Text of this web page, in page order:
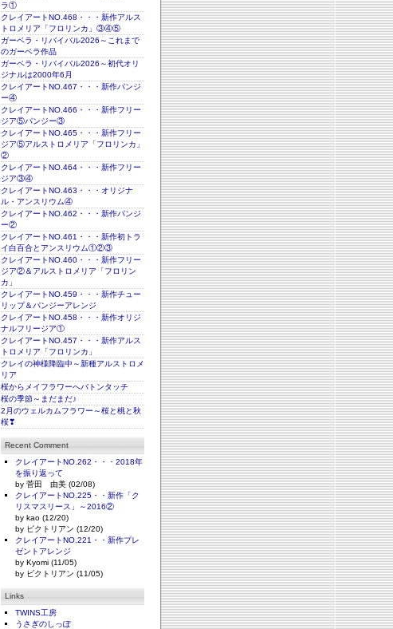
ラ①
クレイアートNO.468・・・新作アルス
トロメリア「フロリンカ」③④⑤
ガーベラ・リバイバル2026～これまで
のガーベラ作品
ガーベラ・リバイバル2026～初代オリ
ジナルは2000年6月
クレイアートNO.467・・・新作パンジ
ー④
クレイアートNO.466・・・新作フリー
ジア⑤パンジー③
クレイアートNO.465・・・新作フリー
ジア⑤アルストロメリア「フロリンカ」
②
クレイアートNO.464・・・新作フリー
ジア③④
クレイアートNO.463・・・オリジナ
ル・アンスリウム④
クレイアートNO.462・・・新作パンジ
ー②
クレイアートNO.461・・・新作初トラ
イ白百合とアンスリウム①②③
クレイアートNO.460・・・新作フリー
ジア②＆アルストロメリア「フロリン
カ」
クレイアートNO.459・・・新作チュー
リップ＆パンジーアレンジ
クレイアートNO.458・・・新作オリジ
ナルフリージア①
クレイアートNO.457・・・新作アルス
トロメリア「フロリンカ」
クレイの神様降臨中～新種アルストロメ
リア
桜からメイフラワーへバトンタッチ
桜の季節～まだまだ♪
2月のウェルカムフラワー～桜と桃と秋
桜❣
Recent Comment
クレイアートNO.262・・・2018年
を振り返って
by 菅田 由美 (02/08)
クレイアートNO.225・・新作「ク
リスマスリース」～2016②
by kao (12/20)
by ビクトリアン (12/20)
クレイアートNO.221・・新作プレ
ゼントアレンジ
by Kyomi (11/05)
by ビクトリアン (11/05)
Links
TWINS工房
うさぎのしっぽ